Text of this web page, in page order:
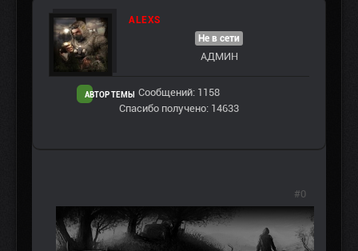
ALEXS
АВТОР ТЕМЫ
Не в сети
АДМИН
Сообщений: 1158
Спасибо получено: 14633
#0